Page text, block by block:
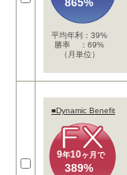
平均年利：39%
勝率 ：69%
（月単位）
■Dynamic Benefit
9年10ヶ月で
389%